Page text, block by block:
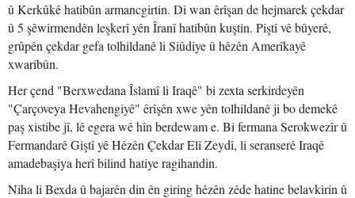
û Kerkûkê hatibûn armancgirtin. Di wan êrîşan de hejmarek çekdar
û 5 şêwirmendên leşkerî yên Îranî hatibûn kuştin. Piştî vê bûyerê,
grûpên çekdar gefa tolhildanê li Siûdiye û hêzên Amerîkayê
xwaribûn.
Her çend "Berxwedana Îslamî li Iraqê" bi zexta serkirdeyên
"Çarçoveya Hevahengiyê" êrîşên xwe yên tolhildanê ji bo demekê
paş xistibe jî, lê egera wê hîn berdewam e. Bi fermana Serokwezîr û
Fermandarê Giştî yê Hêzên Çekdar Elî Zeydî, li seranserê Iraqê
amadebaşiya herî bilind hatiye ragihandin.
Niha li Bexda û bajarên din ên giring hêzên zêde hatine belavkirin û